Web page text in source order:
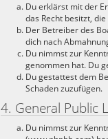
Du erklärst mit der
das Recht besitzt,
Der Betreiber des
dich nach
Du nimmst zur
genommen hat. Du
Du gestattest dem
Schaden zuzufügen.
4. General Public
Du nimmst zur